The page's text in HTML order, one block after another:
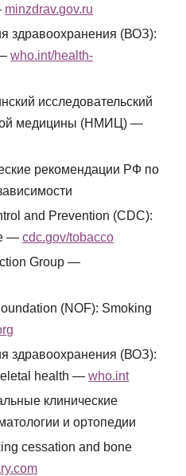
minzdrav.gov.ru
здравоохранения (ВОЗ):
—who.int/health-
исследовательский
медицины (НМИЦ) —
рекомендации РФ по
and Prevention (CDC):
—cdc.gov/tobacco
Group —
(NOF): Smoking
здравоохранения (ВОЗ):
health —who.int
клинические
и ортопедии
cessation and bone